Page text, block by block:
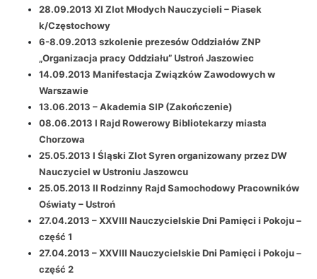
28.09.2013 XI Zlot Młodych Nauczycieli – Piasek
k/Częstochowy
6-8.09.2013 szkolenie prezesów Oddziałów ZNP
„Organizacja pracy Oddziału” Ustroń Jaszowiec
14.09.2013 Manifestacja Związków Zawodowych w
Warszawie
13.06.2013 – Akademia SIP (Zakończenie)
08.06.2013 I Rajd Rowerowy Bibliotekarzy miasta
Chorzowa
25.05.2013 I Śląski Zlot Syren organizowany przez DW
Nauczyciel w Ustroniu Jaszowcu
25.05.2013 II Rodzinny Rajd Samochodowy Pracowników
Oświaty – Ustroń
27.04.2013 – XXVIII Nauczycielskie Dni Pamięci i Pokoju –
część 1
27.04.2013 – XXVIII Nauczycielskie Dni Pamięci i Pokoju–
część 2